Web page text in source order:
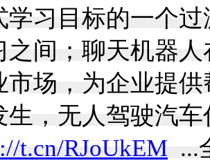
学习目标的一个
之间；聊天机器
市场，为企业提
生，无人驾驶汽
t.cn/RJoUkEM